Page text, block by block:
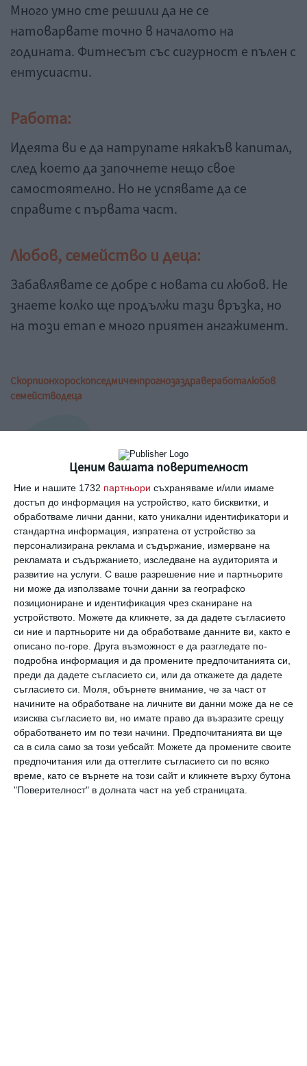
Ценим вашата поверителност
Ние и нашите 1732 партньори съхраняваме и/или имаме
достъп до информация на устройство, като бисквитки, и
обработваме лични данни, като уникални идентификатори и
стандартна информация, изпратена от устройство за
персонализирана реклама и съдържание, измерване на
рекламата и съдържанието, изследване на аудиторията и
развитие на услуги. С ваше разрешение ние и партньорите
ни може да използваме точни данни за географско
позициониране и идентификация чрез сканиране на
устройството. Можете да кликнете, за да дадете съгласието
си ние и партньорите ни да обработваме данните ви, както е
описано по-горе. Друга възможност е да разгледате по-
подробна информация и да промените предпочитанията си,
преди да дадете съгласието си, или да откажете да дадете
съгласието си. Моля, обърнете внимание, че за част от
начините на обработване на личните ви данни може да не се
изисква съгласието ви, но имате право да възразите срещу
обработването им по тези начини. Предпочитанията ви ще
са в сила само за този уебсайт. Можете да промените своите
предпочитания или да оттеглите съгласието си по всяко
време, като се върнете на този сайт и кликнете върху бутона
"Поверителност" в долната част на уеб страницата.
Много умно сте решили да не се
натоварвате точно в началото на
годината. Фитнесът със сигурност е пълен с
ентусиасти.
Работа:
Идеята ви е да натрупате някакъв капитал,
след което да започнете нещо свое
самостоятелно. Но не успявате да се
справите с първата част.
Любов, семейство и деца:
Забавлявате се добре с новата си любов. Не
знаете колко ще продължи тази връзка, но
на този етап е много приятен ангажимент.
Скорпионхороскопседмиченпрогнозаздравеработалюбов
семействодеца
Трябва да сте регистриран потребител за да
напишете коментар
Виж всички коментари
Най нови
Свободно време
Най-добрите и най-лошите кулинари
сред зодиите
08 август 2026 г.
Да поговорим
Защо хората с години живеят в